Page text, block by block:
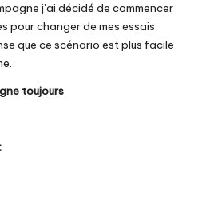
j’ai décidé de commencer
pour changer de mes essais
que ce scénario est plus facile
toujours